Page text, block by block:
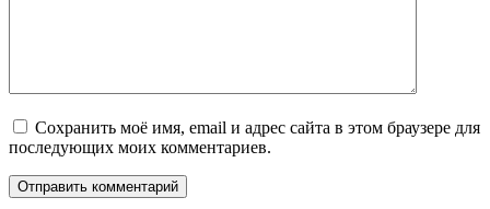
Сохранить моё имя, email и адрес сайта в этом браузере для
последующих моих комментариев.